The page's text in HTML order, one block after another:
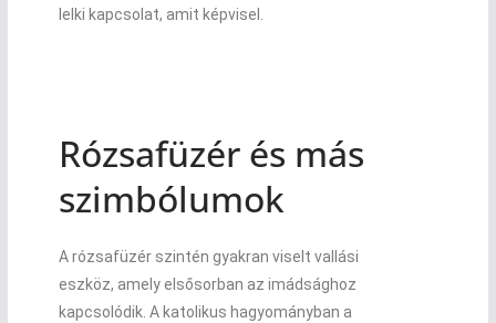
lelki kapcsolat, amit képvisel.
Rózsafüzér és más
szimbólumok
A rózsafüzér szintén gyakran viselt vallási
eszköz, amely elsősorban az imádsághoz
kapcsolódik. A katolikus hagyományban a